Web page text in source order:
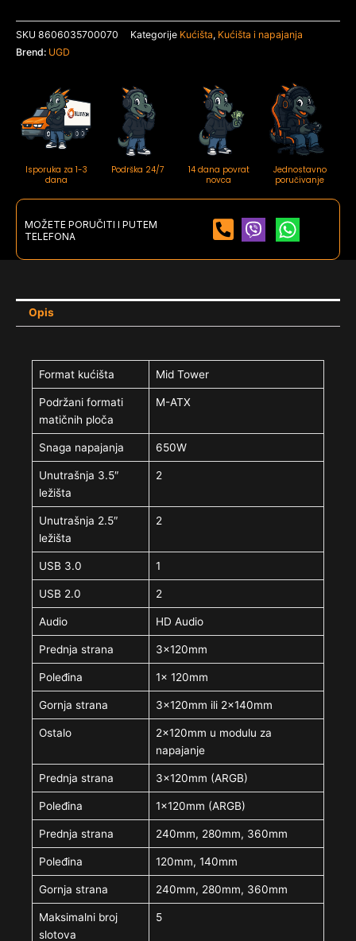
SKU 8606035700070 Kategorije Kućišta, Kućišta i napajanja
Brend: UGD
Isporuka za 1-3
dana
Podrška 24/7
14 dana povrat
novca
Jednostavno
poručivanje
MOŽETE PORUČITI I PUTEM
TELEFONA
Opis
Format kućišta Mid Tower
Podržani formati
matičnih ploča
M-ATX
Snaga napajanja 650W
Unutrašnja 3.5″
ležišta
2
Unutrašnja 2.5″
ležišta
2
USB 3.0 1
USB 2.0 2
Audio HD Audio
Prednja strana 3x120mm
Poleđina 1x 120mm
Gornja strana 3x120mm ili 2x140mm
Ostalo
2x120mm u modulu za
napajanje
Prednja strana 3x120mm (ARGB)
Poleđina 1x120mm (ARGB)
Prednja strana 240mm, 280mm, 360mm
Poleđina 120mm, 140mm
Gornja strana 240mm, 280mm, 360mm
Maksimalni broj
slotova
5